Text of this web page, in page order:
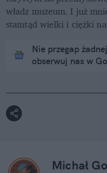
władz muzeum. I już
stamtąd wielki i ciężki
Nie przegap
obserwuj nas w
Michał